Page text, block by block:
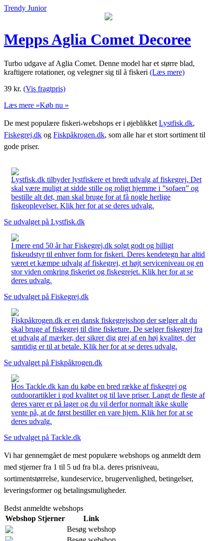
Trendy Junior
Mepps Aglia Comet Decoree
Turbo udgave af Aglia Comet. Denne model har et større blad,
kraftigere rotationer, og velegner sig til å fiskeri (Læs mere)
39 kr. (Vis fragtpris)
Læs mere »Køb nu »
De mest populære fiskeri-webshops er i øjeblikket Lystfisk.dk,
Fiskegrej.dk og Fiskpåkrogen.dk, som alle har et stort sortiment til
gode priser.
Lystfisk.dk tilbyder lystfiskere et bredt udvalg af fiskegrej. Det
skal være muligt at sidde stille og roligt hjemme i ”sofaen” og
bestille alt det, man skal bruge for at få nogle herlige
fiskeoplevelser. Klik her for at se deres udvalg.
Se udvalget på Lystfisk.dk
I mere end 50 år har Fiskegrej.dk solgt godt og billigt
fiskeudstyr til enhver form for fiskeri. Deres kendetegn har altid
været et kæmpe udvalg af fiskegrej, et højt serviceniveau og en
stor viden omkring fiskeriet og fiskegrejet. Klik her for at se
deres udvalg.
Se udvalget på Fiskegrej.dk
Fiskpåkrogen.dk er en dansk fiskegrejsshop der sælger alt du
skal bruge af fiskegrej til dine fisketure. De sælger fiskegrej fra
et udvalg af mærker, der sikrer dig grej af en høj kvalitet, der
samtidig er til at betale. Klik her for at se deres udvalg.
Se udvalget på Fiskpåkrogen.dk
Hos Tackle.dk kan du købe en bred række af fiskegrej og
outdoorartikler i god kvalitet og til lave priser. Langt de fleste af
deres varer er på lager og du vil derfor normalt ikke skulle
vente på, at de først bestiller en vare hjem. Klik her for at se
deres udvalg.
Se udvalget på Tackle.dk
Vi har gennemgået de mest populære webshops og anmeldt dem
med stjerner fra 1 til 5 ud fra bl.a. deres prisniveau,
sortimentstørrelse, kundeservice, brugervenlighed, betingelser,
leveringsformer og betalingsmuligheder.
Bedst anmeldte webshops
Webshop Stjerner
Link
Besøg webshop